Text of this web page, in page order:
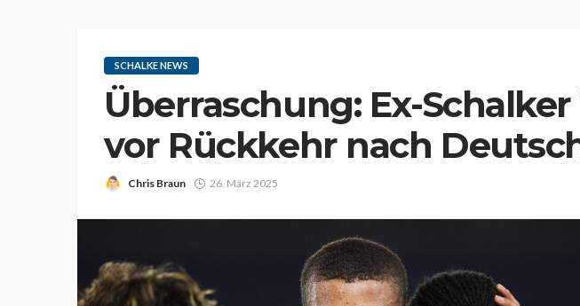
SCHALKE NEWS
Überraschung: Ex-
vor Rückkehr nach
Chris Braun 26. März 2025